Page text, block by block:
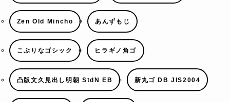
Zen Old Mincho あんずもじ
こぶりなゴシック ヒラギノ角ゴ
凸版文久見出し明朝 StdN EB 新丸ゴ DB JIS2004